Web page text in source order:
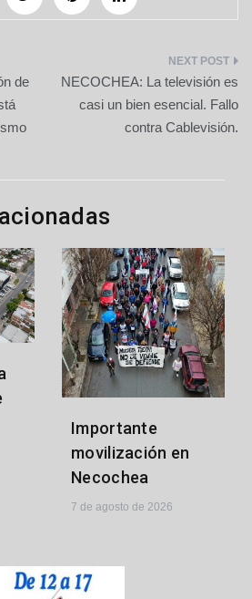
de
NECOCHEA: La televisión es
casi un bien esencial. Fallo
contra Cablevisión.
Importante
movilización en
Necochea
7 de agosto de 2026